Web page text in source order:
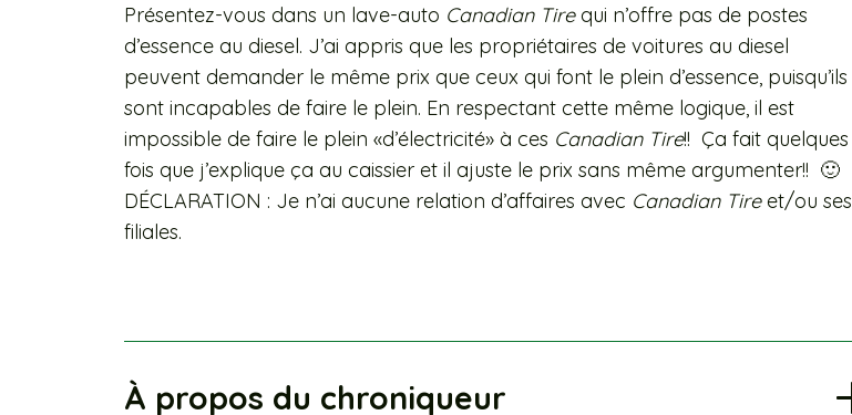
Présentez-vous dans un lave-auto Canadian Tirequi n’offre pas de postes
d’essence au diesel. J’ai appris que les propriétaires de voitures au diesel
peuvent demander le même prix que ceux qui font le plein d’essence, puisqu’ils
sont incapables de faire le plein. En respectant cette même logique, il est
impossible de faire le plein «d’électricité» à ces Canadian Tire!! Ça fait quelques
fois que j’explique ça au caissier et il ajuste le prix sans même argumenter!! 🙂
DÉCLARATION : Je n’ai aucune relation d’affaires avec Canadian Tireet/ou ses
filiales.
À propos du chroniqueur